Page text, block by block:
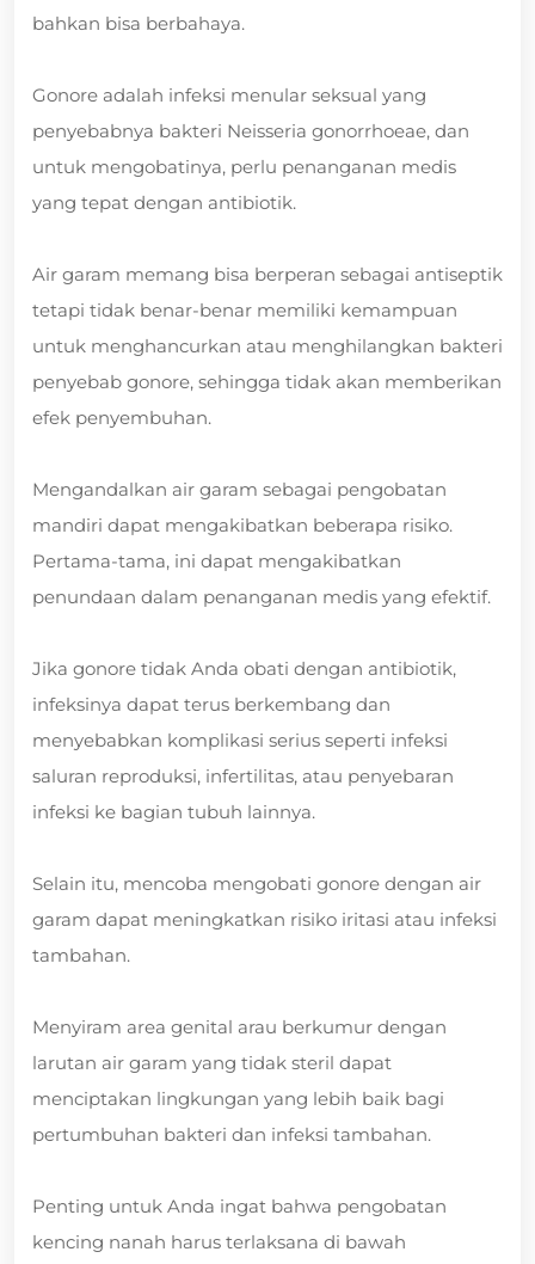
bahkan bisa berbahaya.
Gonore adalah infeksi menular seksual yang
penyebabnya bakteri Neisseria gonorrhoeae, dan
untuk mengobatinya, perlu penanganan medis
yang tepat dengan antibiotik.
Air garam memang bisa berperan sebagai antiseptik
tetapi tidak benar-benar memiliki kemampuan
untuk menghancurkan atau menghilangkan bakteri
penyebab gonore, sehingga tidak akan memberikan
efek penyembuhan.
Mengandalkan air garam sebagai pengobatan
mandiri dapat mengakibatkan beberapa risiko.
Pertama-tama, ini dapat mengakibatkan
penundaan dalam penanganan medis yang efektif.
Jika gonore tidak Anda obati dengan antibiotik,
infeksinya dapat terus berkembang dan
menyebabkan komplikasi serius seperti infeksi
saluran reproduksi, infertilitas, atau penyebaran
infeksi ke bagian tubuh lainnya.
Selain itu, mencoba mengobati gonore dengan air
garam dapat meningkatkan risiko iritasi atau infeksi
tambahan.
Menyiram area genital arau berkumur dengan
larutan air garam yang tidak steril dapat
menciptakan lingkungan yang lebih baik bagi
pertumbuhan bakteri dan infeksi tambahan.
Penting untuk Anda ingat bahwa pengobatan
kencing nanah harus terlaksana di bawah